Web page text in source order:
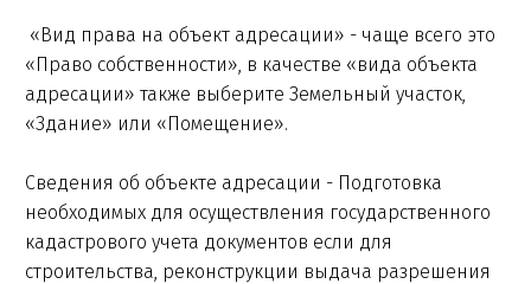
«Вид права на объект адресации» - чаще всего это
«Право собственности», в качестве «вида объекта
адресации» также выберите Земельный участок,
«Здание» или «Помещение».
Сведения об объекте адресации - Подготовка
необходимых для осуществления государственного
кадастрового учета документов если для
строительства, реконструкции выдача разрешения